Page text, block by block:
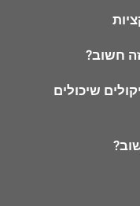
חשוב?
שיכולים